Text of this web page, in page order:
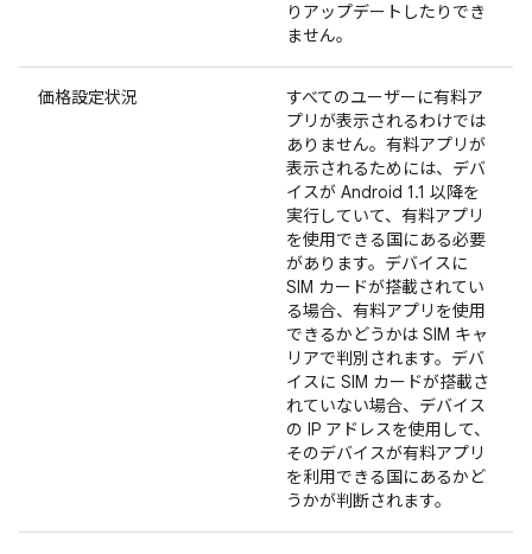
りアップデートしたりでき
ません。
価格設定状況
すべてのユーザーに有料ア
プリが表示されるわけでは
ありません。有料アプリが
表示されるためには、デバ
イスが Android 1.1 以降を
実行していて、有料アプリ
を使用できる国にある必要
があります。デバイスに
SIM カードが搭載されてい
る場合、有料アプリを使用
できるかどうかは SIM キャ
リアで判別されます。デバ
イスに SIM カードが搭載さ
れていない場合、デバイス
の IP アドレスを使用して、
そのデバイスが有料アプリ
を利用できる国にあるかど
うかが判断されます。